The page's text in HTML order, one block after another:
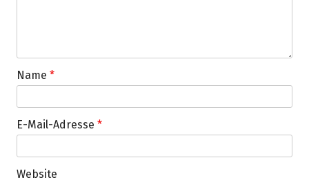
Name *
E-Mail-Adresse *
Website